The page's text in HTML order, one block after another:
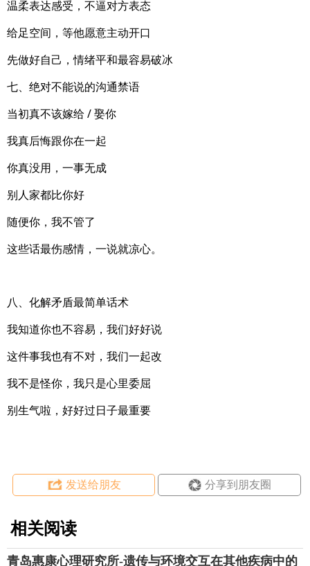
温柔表达感受，不逼对方表态
给足空间，等他愿意主动开口
先做好自己，情绪平和最容易破冰
七、绝对不能说的沟通禁语
当初真不该嫁给 / 娶你
我真后悔跟你在一起
你真没用，一事无成
别人家都比你好
随便你，我不管了
这些话最伤感情，一说就凉心。
八、化解矛盾最简单话术
我知道你也不容易，我们好好说
这件事我也有不对，我们一起改
我不是怪你，我只是心里委屈
别生气啦，好好过日子最重要
发送给朋友 分享到朋友圈
相关阅读
青岛惠康心理研究所-遗传与环境交互在其他疾病中的